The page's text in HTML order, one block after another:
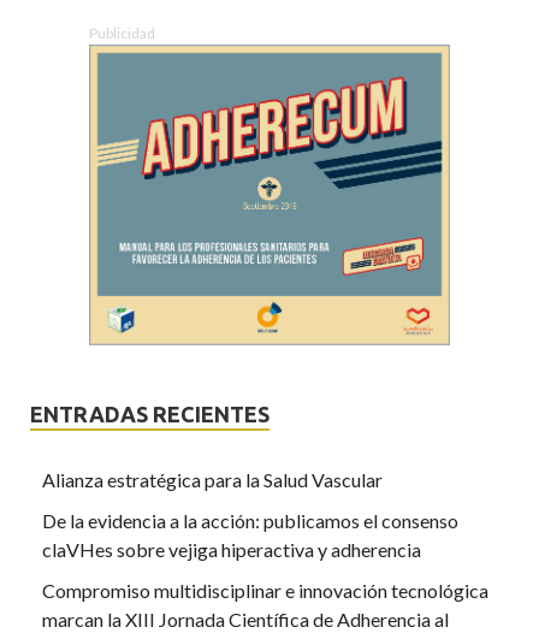
Publicidad
ENTRADAS RECIENTES
Alianza estratégica para la Salud Vascular
De la evidencia a la acción: publicamos el consenso
claVHes sobre vejiga hiperactiva y adherencia
Compromiso multidisciplinar e innovación tecnológica
marcan la XIII Jornada Científica de Adherencia al